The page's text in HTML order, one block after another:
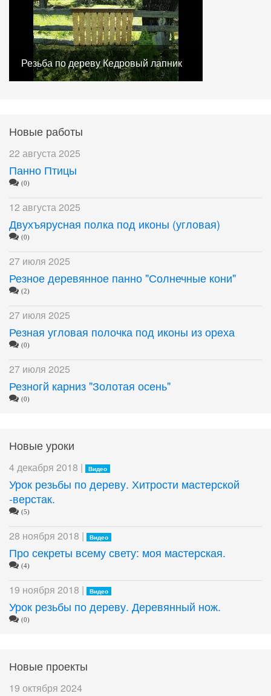
Резьба по дереву Кедровый лапник
Новые работы
22 августа 2025
Панно Птицы
(0)
12 августа 2025
Двухъярусная полка под иконы (угловая)
(0)
27 июля 2025
Резное деревянное панно "Солнечные кони"
(2)
27 июля 2025
Резная угловая полочка под иконы из ореха
(0)
27 июля 2025
Резногй карниз "Золотая осень"
(0)
Новые уроки
4 декабря 2018 | Видео
Урок резьбы по дереву. Хитрости мастерской
-верстак.
(5)
28 ноября 2018 | Видео
Про секреты всему свету: моя мастерская.
(4)
19 ноября 2018 | Видео
Урок резьбы по дереву. Деревянный нож.
(0)
Новые проекты
19 октября 2024